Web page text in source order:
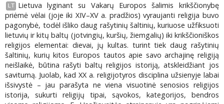
LT
Lietuva lyginant su Vakarų Europos šalimis krikščionybę
priėmė vėlai (joje iki XIV–XV a. pradžios) vyraujanti religija buvo
pagonybė, todėl išliko daug rašytinių šaltinių, kuriuose užfiksuoti
lietuvių ir kitų baltų (jotvingių, kuršių, žiemgalių) iki krikščioniškos
religijos elementai: dievai, jų kultas. turint tiek daug rašytinių
šaltinių, kurių kitos Europos tautos apie savo archajinę religiją
neišlaikė, būtina rašyti baltų religijos istoriją, atskleidžiant jos
savitumą. Juolab, kad XX a. religijotyros disciplina užsienyje labai
išsivystė – jau parašyta ne viena visuotinė senosios religijos
istorija, sukurti religijų tipai, sąvokos, kategorijos, bendros